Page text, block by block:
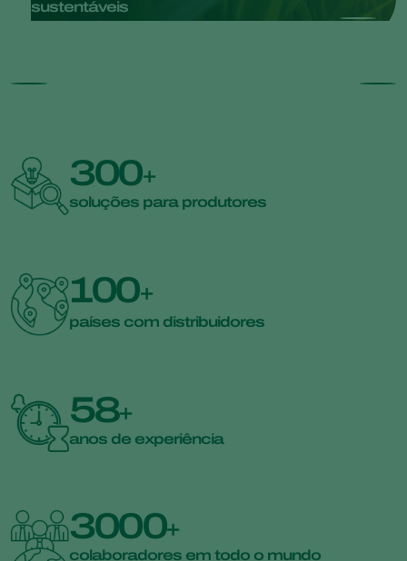
sustentáveis
300+
soluções para produtores
100+
países com distribuidores
58+
anos de experiência
3000+
colaboradores em todo o mundo